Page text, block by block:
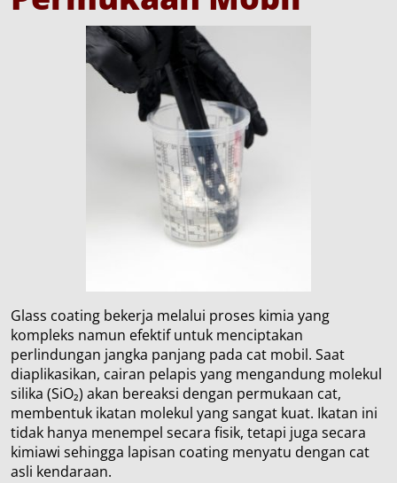
Glass coating bekerja melalui proses kimia yang
kompleks namun efektif untuk menciptakan
perlindungan jangka panjang pada cat mobil. Saat
diaplikasikan, cairan pelapis yang mengandung molekul
silika (SiO₂) akan bereaksi dengan permukaan cat,
membentuk ikatan molekul yang sangat kuat. Ikatan ini
tidak hanya menempel secara fisik, tetapi juga secara
kimiawi sehingga lapisan coating menyatu dengan cat
asli kendaraan.